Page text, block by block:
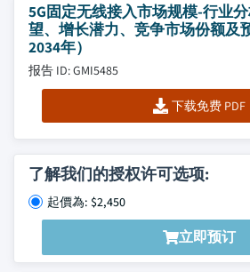
5G固定无线接入市场规模-行业
望、增长潜力、竞争市场份额及
2034年）
报告 ID: GMI5485
下载免费 PDF
了解我们的授权许可选项:
起價為: $2,450
立即预订